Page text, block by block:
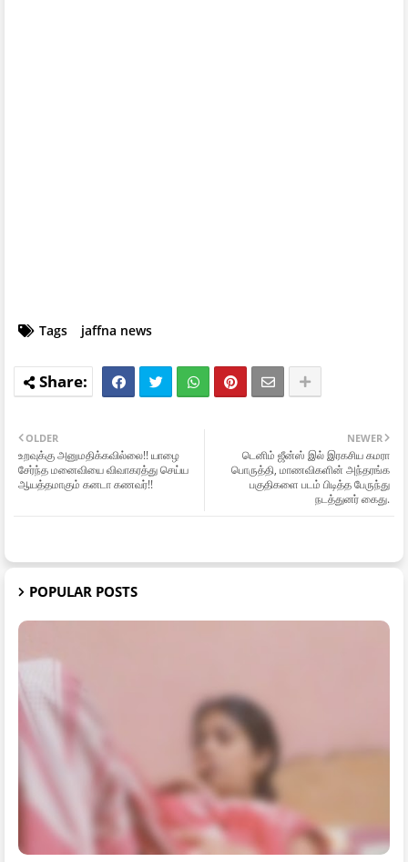
Tags jaffna news
NEWER
டெனிம் ஜீன்ஸ் இல் இரகசிய கமரா
பொருத்தி, மாணவிகளின் அந்தரங்க
பகுதிகளை படம் பிடித்த பேருந்து
நடத்துனர் கைது.
OLDER
உறவுக்கு அனுமதிக்கவில்லை!! யாழை
சேர்ந்த மனைவியை விவாகரத்து செய்ய
ஆயத்தமாகும் கனடா கணவர்!!
POPULAR POSTS